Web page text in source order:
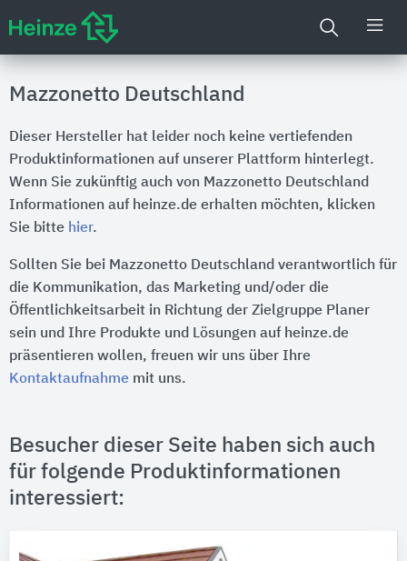
Mazzonetto Deutschland
Dieser Hersteller hat leider noch keine vertiefenden
Produktinformationen auf unserer Plattform hinterlegt.
Wenn Sie zukünftig auch von Mazzonetto Deutschland
Informationen auf heinze.de erhalten möchten, klicken
Sie bitte hier.
Sollten Sie bei Mazzonetto Deutschland verantwortlich für
die Kommunikation, das Marketing und/oder die
Öffentlichkeitsarbeit in Richtung der Zielgruppe Planer
sein und Ihre Produkte und Lösungen auf heinze.de
präsentieren wollen, freuen wir uns über Ihre
Kontaktaufnahme mit uns.
Besucher dieser Seite haben sich auch
für folgende Produktinformationen
interessiert: